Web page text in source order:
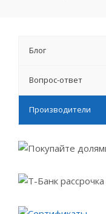
Блог
Вопрос-ответ
Производители